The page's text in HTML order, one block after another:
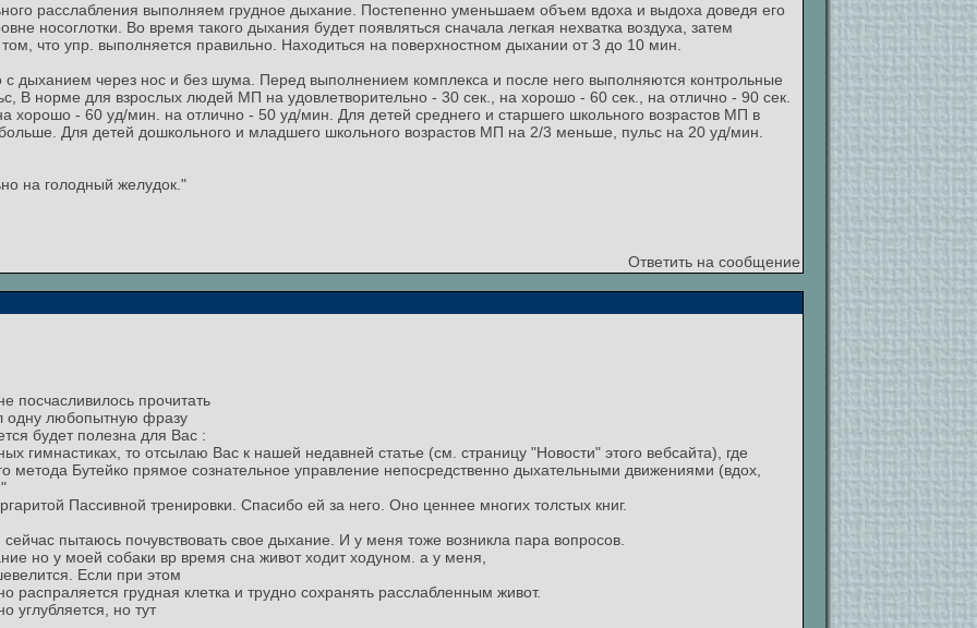
расслабления выполняем грудное дыхание. Постепенно уменьшаем объем вдоха и выдоха доведя его
носоглотки. Во время такого дыхания будет появляться сначала легкая нехватка воздуха, затем
что упр. выполняется правильно. Находиться на поверхностном дыхании от 3 до 10 мин.
дыханием через нос и без шума. Перед выполнением комплекса и после него выполняются контрольные
В норме для взрослых людей МП на удовлетворительно - 30 сек., на хорошо - 60 сек., на отлично - 90 сек.
хорошо - 60 уд/мин. на отлично - 50 уд/мин. Для детей среднего и старшего школьного возрастов МП в
Для детей дошкольного и младшего школьного возрастов МП на 2/3 меньше, пульс на 20 уд/мин.
на голодный желудок."
Ответить на сообщение
посчасливилось прочитать
одну любопытную фразу
будет полезна для Вас :
гимнастиках, то отсылаю Вас к нашей недавней статье (см. страницу "Новости" этого вебсайта), где
метода Бутейко прямое сознательное управление непосредственно дыхательными движениями (вдох,
Пассивной тренировки. Спасибо ей за него. Оно ценнее многих толстых книг.
пытаюсь почувствовать свое дыхание. И у меня тоже возникла пара вопросов.
но у моей собаки вр время сна живот ходит ходуном. а у меня,
Если при этом
распраляется грудная клетка и трудно сохранять расслабленным живот.
углубляется, но тут